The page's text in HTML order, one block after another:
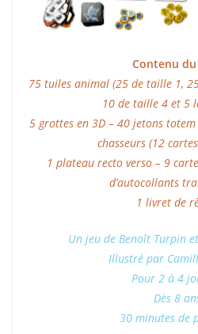
Contenu
75 tuiles animal (25 de taille 1,
10 de taille 4 et 5
5 grottes en 3D – 40 jetons
chasseurs (12
1 plateau recto verso – 9
d’autocollants
1 livret de
Un jeu de Benoît Turpin
Illustré par
Pour 2 à 4
Dès 8
30 minutes de